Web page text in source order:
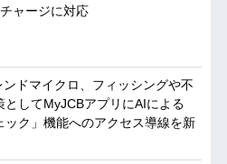
ャージに対応
ンドマイクロ、フィッシングや不
としてMyJCBアプリにAIによる
ック」機能へのアクセス導線を新